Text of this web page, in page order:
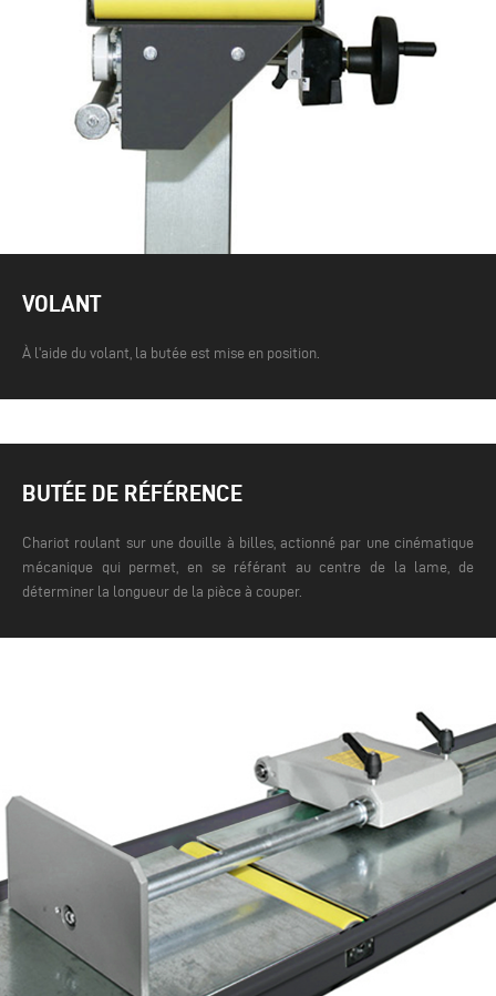
VOLANT
À l'aide du volant, la butée est mise en position.
BUTÉE DE RÉFÉRENCE
Chariot roulant sur une douille à billes, actionné par une cinématique
mécanique qui permet, en se référant au centre de la lame, de
déterminer la longueur de la pièce à couper.